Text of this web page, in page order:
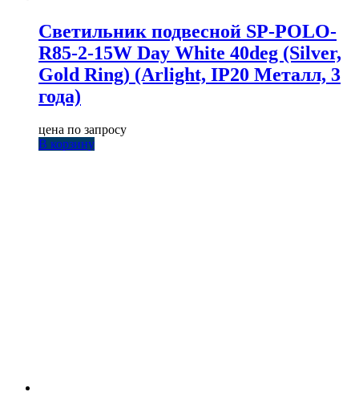
Светильник подвесной SP-POLO-
R85-2-15W Day White 40deg (Silver,
Gold Ring) (Arlight, IP20 Металл, 3
года)
цена по запросу
В корзину